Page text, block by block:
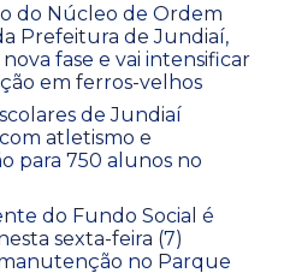
do Núcleo de Ordem
Prefeitura de Jundiaí,
fase e vai intensificar
em ferros-velhos
de Jundiaí
atletismo e
para 750 alunos no
do Fundo Social é
sexta-feira (7)
no Parque